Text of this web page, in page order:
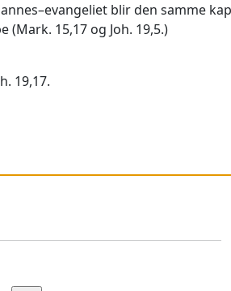
blir den samme
(Mark. 15,17 og Joh. 19,5.)
19,17.